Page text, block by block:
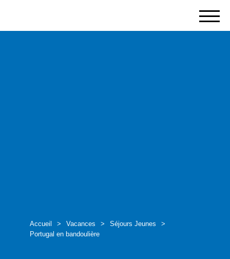
Aller
Accueil > Vacances > Séjours Jeunes
>
Portugal en bandoulière